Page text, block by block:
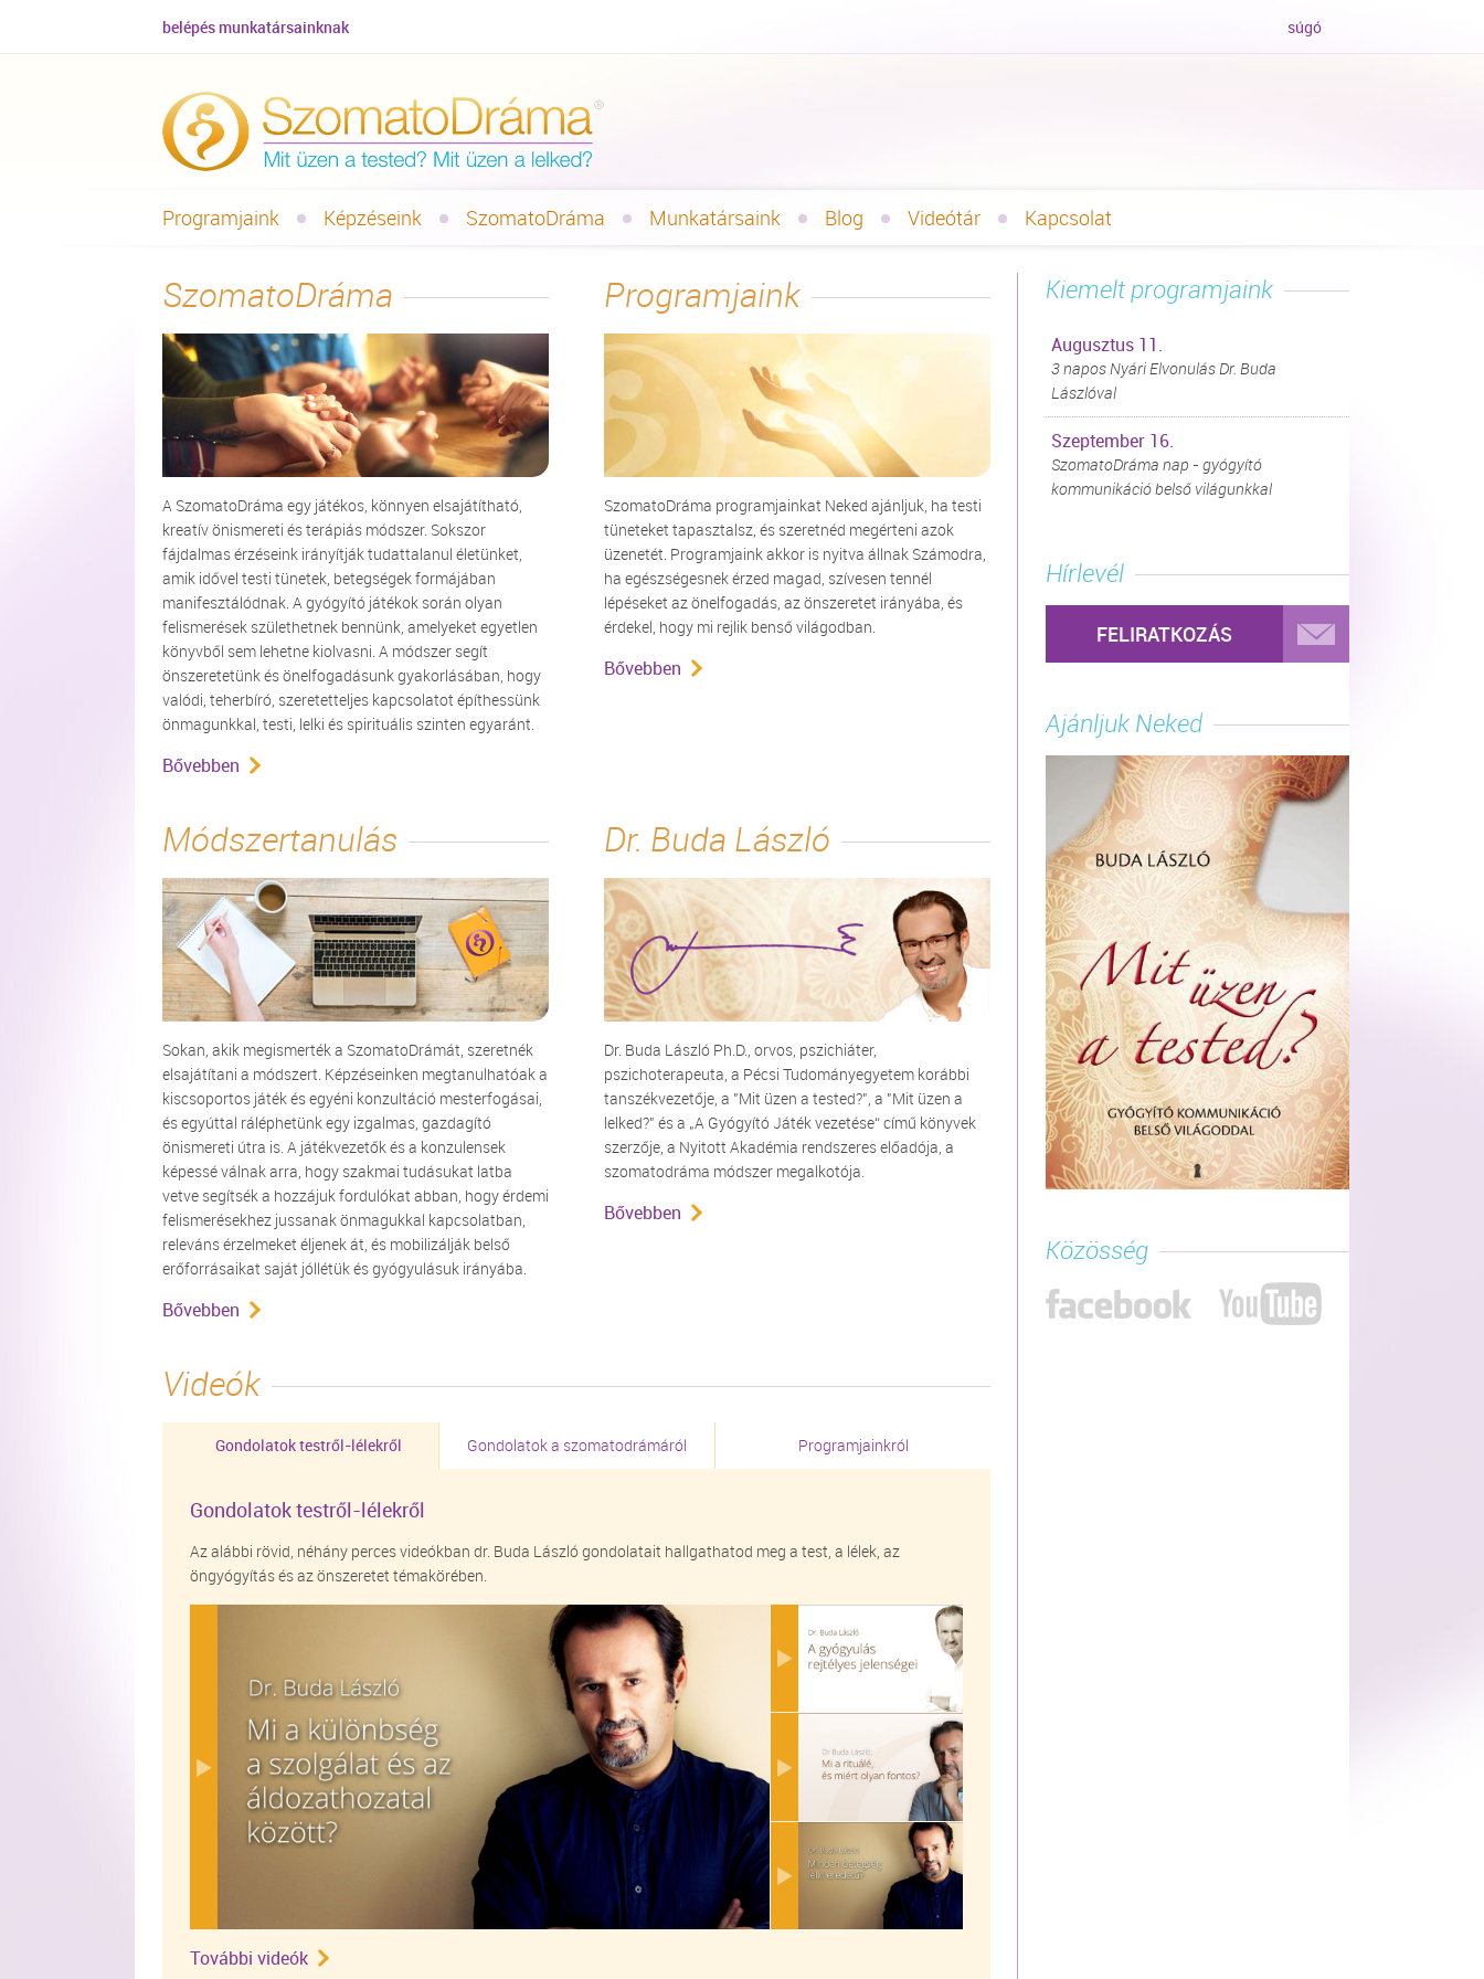
belépés munkatársainknak súgó
Programjaink Képzéseink SzomatoDráma Munkatársaink Blog Videótár Kapcsolat
Kiemelt programjaink
Augusztus 11.
3 napos Nyári Elvonulás Dr. Buda
Lászlóval
Szeptember 16.
SzomatoDráma nap - gyógyító
kommunikáció belső világunkkal
Hírlevél
FELIRATKOZÁS
Ajánljuk Neked
Közösség
SzomatoDráma
A SzomatoDráma egy játékos, könnyen elsajátítható,
kreatív önismereti és terápiás módszer. Sokszor
fájdalmas érzéseink irányítják tudattalanul életünket,
amik idővel testi tünetek, betegségek formájában
manifesztálódnak. A gyógyító játékok során olyan
felismerések születhetnek bennünk, amelyeket egyetlen
könyvből sem lehetne kiolvasni. A módszer segít
önszeretetünk és önelfogadásunk gyakorlásában, hogy
valódi, teherbíró, szeretetteljes kapcsolatot építhessünk
önmagunkkal, testi, lelki és spirituális szinten egyaránt.
Bővebben
Programjaink
SzomatoDráma programjainkat Neked ajánljuk, ha testi
tüneteket tapasztalsz, és szeretnéd megérteni azok
üzenetét. Programjaink akkor is nyitva állnak Számodra,
ha egészségesnek érzed magad, szívesen tennél
lépéseket az önelfogadás, az önszeretet irányába, és
érdekel, hogy mi rejlik benső világodban.
Bővebben
Módszertanulás
Sokan, akik megismerték a SzomatoDrámát, szeretnék
elsajátítani a módszert. Képzéseinken megtanulhatóak a
kiscsoportos játék és egyéni konzultáció mesterfogásai,
és egyúttal ráléphetünk egy izgalmas, gazdagító
önismereti útra is. A játékvezetők és a konzulensek
képessé válnak arra, hogy szakmai tudásukat latba
vetve segítsék a hozzájuk fordulókat abban, hogy érdemi
felismerésekhez jussanak önmagukkal kapcsolatban,
releváns érzelmeket éljenek át, és mobilizálják belső
erőforrásaikat saját jóllétük és gyógyulásuk irányába.
Bővebben
Dr. Buda László
Dr. Buda László Ph.D., orvos, pszichiáter,
pszichoterapeuta, a Pécsi Tudományegyetem korábbi
tanszékvezetője, a "Mit üzen a tested?", a "Mit üzen a
lelked?" és a „A Gyógyító Játék vezetése“ című könyvek
szerzője, a Nyitott Akadémia rendszeres előadója, a
szomatodráma módszer megalkotója.
Bővebben
Videók
Gondolatok testről-lélekről Gondolatok a szomatodrámáról Programjainkról
Gondolatok testről-lélekről
Az alábbi rövid, néhány perces videókban dr. Buda László gondolatait hallgathatod meg a test, a lélek, az
öngyógyítás és az önszeretet témakörében.
További videók